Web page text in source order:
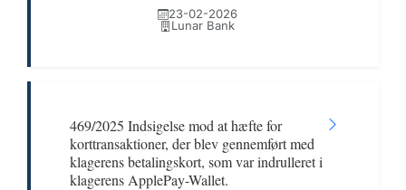
23-02-2026
Lunar Bank
469/2025 Indsigelse mod at hæfte for
korttransaktioner, der blev gennemført med
klagerens betalingskort, som var indrulleret i
klagerens ApplePay-Wallet.